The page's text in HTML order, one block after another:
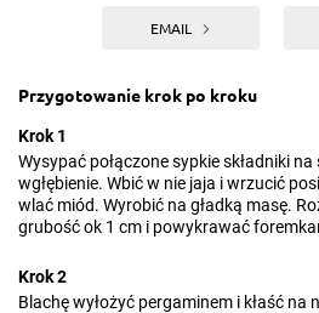
EMAIL
Przygotowanie krok po kroku
Krok 1
Wysypać połączone sypkie składniki
wgłębienie. Wbić w nie jaja i wrzucić
wlać miód. Wyrobić na gładką masę.
grubość ok 1 cm i powykrawać
Krok 2
Blachę wyłożyć pergaminem i kłaść na